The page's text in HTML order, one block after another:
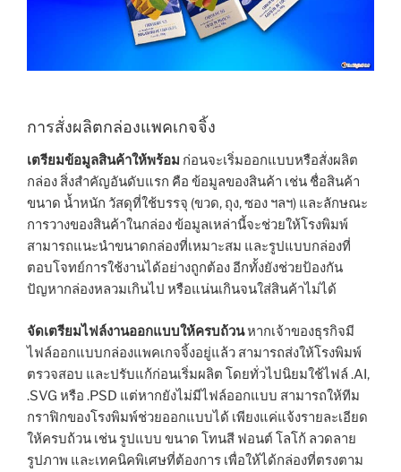
การสั่งผลิตกล่องแพคเกจจิ้ง
เตรียมข้อมูลสินค้าให้พร้อม ก่อนจะเริ่มออกแบบหรือสั่งผลิต
กล่อง สิ่งสำคัญอันดับแรก คือ ข้อมูลของสินค้า เช่น ชื่อสินค้า
ขนาด น้ำหนัก วัสดุที่ใช้บรรจุ (ขวด, ถุง, ซอง ฯลฯ) และลักษณะ
การวางของสินค้าในกล่อง ข้อมูลเหล่านี้จะช่วยให้โรงพิมพ์
สามารถแนะนำขนาดกล่องที่เหมาะสม และรูปแบบกล่องที่
ตอบโจทย์การใช้งานได้อย่างถูกต้อง อีกทั้งยังช่วยป้องกัน
ปัญหากล่องหลวมเกินไป หรือแน่นเกินจนใส่สินค้าไม่ได้
จัดเตรียมไฟล์งานออกแบบให้ครบถ้วนหากเจ้าของธุรกิจมี
ไฟล์ออกแบบกล่องแพคเกจจิ้งอยู่แล้ว สามารถส่งให้โรงพิมพ์
ตรวจสอบ และปรับแก้ก่อนเริ่มผลิต โดยทั่วไปนิยมใช้ไฟล์ .AI,
.SVG หรือ .PSD แต่หากยังไม่มีไฟล์ออกแบบ สามารถให้ทีม
กราฟิกของโรงพิมพ์ช่วยออกแบบได้ เพียงแค่แจ้งรายละเอียด
ให้ครบถ้วน เช่น รูปแบบ ขนาด โทนสี ฟอนต์ โลโก้ ลวดลาย
รูปภาพ และเทคนิคพิเศษที่ต้องการ เพื่อให้ได้กล่องที่ตรงตาม